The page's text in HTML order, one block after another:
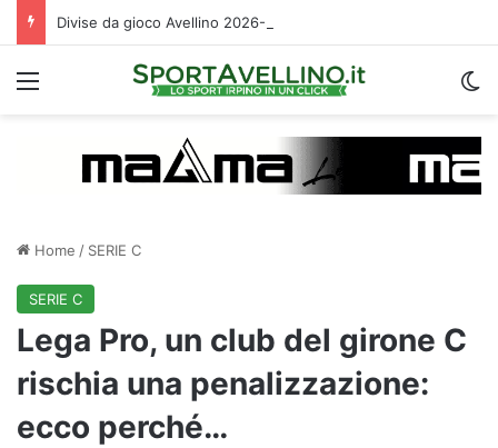
Menu
Home / SERIE C
SERIE C
Lega Pro, un club del girone C
rischia una penalizzazione:
ecco perché…